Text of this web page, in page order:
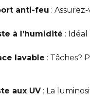
anti-feu :
à l’humidité :
lavable : Tâches?
aux UV : La